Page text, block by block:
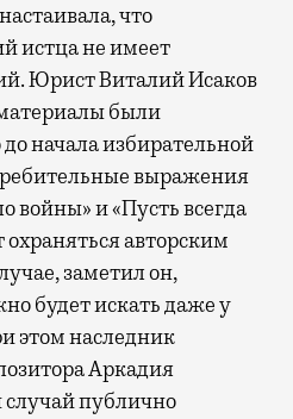
что
истца не имеет
Юрист Виталий Исаков
были
начала избирательной
выражения
войны» и «Пусть всегда
охраняться авторским
заметил он,
будет искать даже у
этом наследник
Аркадия
случай публично